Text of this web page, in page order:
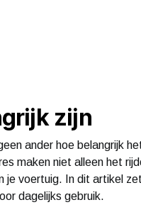
zijn
ander hoe belangrijk
maken niet alleen het
je voertuig. In dit artikel
dagelijks gebruik.